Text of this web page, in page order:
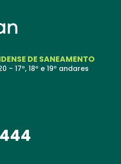
DE SANEAMENTO
– 17º, 18º e 19º andares